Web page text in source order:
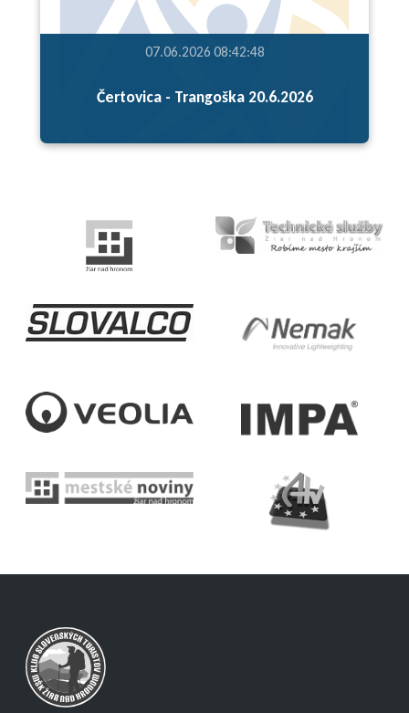
07.06.2026 08:42:48
Čertovica - Trangoška 20.6.2026